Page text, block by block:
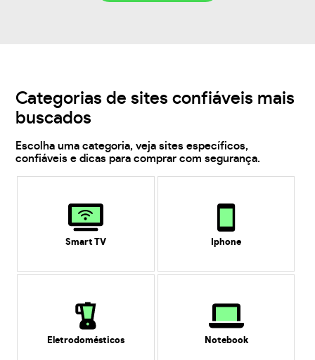
Categorias de sites confiáveis mais
buscados
Escolha uma categoria, veja sites específicos,
confiáveis e dicas para comprar com segurança.
Smart TV Iphone
Eletrodomésticos Notebook